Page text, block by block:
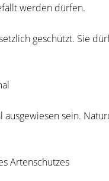
werden dürfen.
geschützt. Sie
ausgewiesen sein.
Artenschutzes